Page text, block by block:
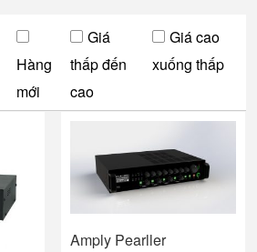
Hàng
mới
Giá
thấp đến
cao
Giá cao
xuống thấp
Amply Pearller